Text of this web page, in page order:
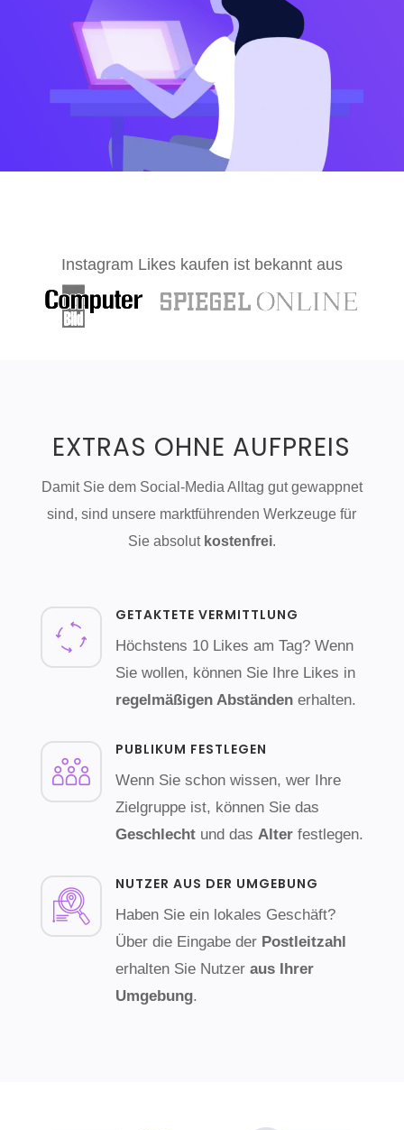
Instagram Likes kaufen ist bekannt aus
EXTRAS OHNE AUFPREIS
Damit Sie dem Social-Media Alltag gut gewappnet
sind, sind unsere marktführenden Werkzeuge für
Sie absolut kostenfrei.
GETAKTETE VERMITTLUNG
Höchstens 10 Likes am Tag? Wenn
Sie wollen, können Sie Ihre Likes in
regelmäßigen Abständenerhalten.
PUBLIKUM FESTLEGEN
Wenn Sie schon wissen, wer Ihre
Zielgruppe ist, können Sie das
Geschlechtund das Alterfestlegen.
NUTZER AUS DER UMGEBUNG
Haben Sie ein lokales Geschäft?
Über die Eingabe der Postleitzahl
erhalten Sie Nutzer aus Ihrer
Umgebung.